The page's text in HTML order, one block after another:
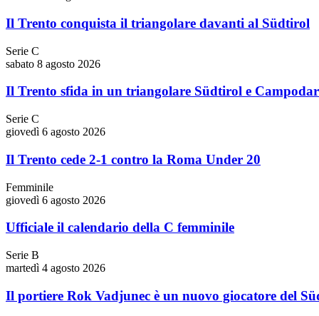
Il Trento conquista il triangolare davanti al Südtirol
Serie C
sabato 8 agosto 2026
Il Trento sfida in un triangolare Südtirol e
Serie C
giovedì 6 agosto 2026
Il Trento cede 2-1 contro la Roma Under 20
Femminile
giovedì 6 agosto 2026
Ufficiale il calendario della C femminile
Serie B
martedì 4 agosto 2026
Il portiere Rok Vadjunec è un nuovo giocatore del